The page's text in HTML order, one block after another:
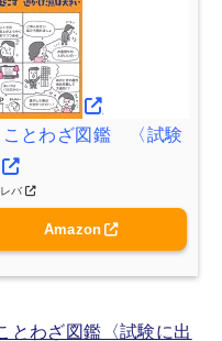
とわざ図鑑 〈試験
バ
Amazon
とわざ図鑑〈試験に出